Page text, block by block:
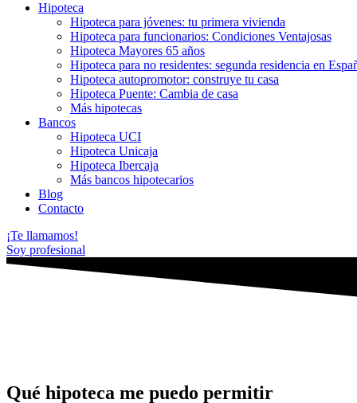
Hipoteca
Hipoteca para jóvenes: tu primera vivienda
Hipoteca para funcionarios: Condiciones Ventajosas
Hipoteca Mayores 65 años
Hipoteca para no residentes: segunda residencia en
Hipoteca autopromotor: construye tu casa
Hipoteca Puente: Cambia de casa
Más hipotecas
Bancos
Hipoteca UCI
Hipoteca Unicaja
Hipoteca Ibercaja
Más bancos hipotecarios
Blog
Contacto
¡Te llamamos!
Soy profesional
Qué hipoteca me puedo permitir